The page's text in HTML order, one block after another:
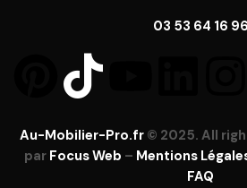
03 53 64 16 96
Au-Mobilier-Pro.fr© 2025. All
par Focus Web – Mentions
FAQ